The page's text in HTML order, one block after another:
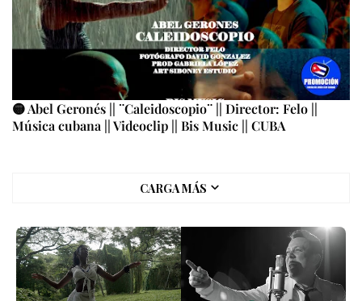
🟡 Abel Geronés || ¨Caleidoscopio¨ || Director: Felo ||
Música cubana || Videoclip || Bis Music || CUBA
CARGA MÁS